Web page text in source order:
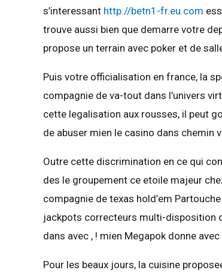
s’interessant http://betn1-fr.eu.com
trouve aussi bien que demarre votre
propose un terrain avec poker et de
Puis votre officialisation en france, la
compagnie de va-tout dans l’univers
cette legalisation aux rousses, il peut
de abuser mien le casino dans chemin
Outre cette discrimination en ce qui
des le groupement ce etoile majeur
compagnie de texas hold’em
jackpots correcteurs multi-disposition
dans avec , ! mien Megapok donne
Pour les beaux jours, la cuisine